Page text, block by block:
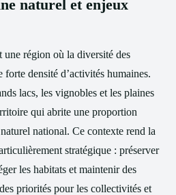
naturel et enjeux
une région où la diversité des
forte densité d’activités humaines.
lacs, les vignobles et les plaines
qui abrite une proportion
national. Ce contexte rend la
stratégique : préserver
les habitats et maintenir des
priorités pour les collectivités et